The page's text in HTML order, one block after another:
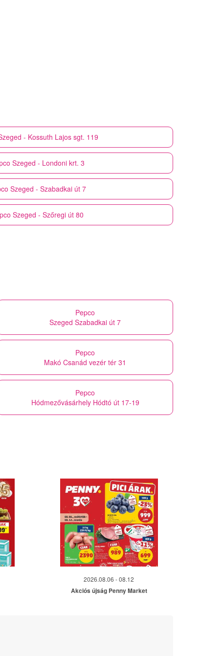
- Kossuth Lajos sgt. 119
Szeged - Londoni krt. 3
Szeged - Szabadkai út 7
Szeged - Szőregi út 80
Pepco
Szeged Szabadkai út 7
Pepco
Makó Csanád vezér tér 31
Pepco
Hódmezővásárhely Hódtó út 17-19
2026.08.06 - 08.12
Akciós újság Penny Market